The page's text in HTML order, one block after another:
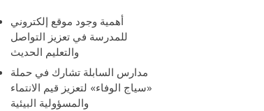
أهمية وجود موقع إلكتروني
للمدرسة في تعزيز التواصل
والتعليم الحديث
مدارس السابلة تشارك في حملة
«سياج الوفاء» لتعزيز قيم الانتماء
والمسؤولية البيئية